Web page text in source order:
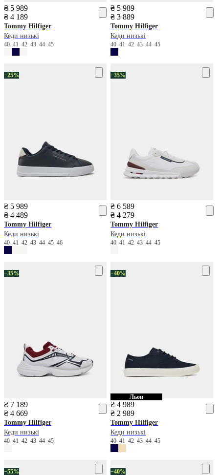
₴ 5 989
₴ 4 189
Tommy Hilfiger
Кеди низькі
40 41 42 43 44 45
₴ 5 989
₴ 3 889
Tommy Hilfiger
Кеди низькі
404142434445
−25%
₴ 5 989
₴ 4 489
Tommy Hilfiger
Кеди низькі
40 41 42 43 44 45 46
−35%
₴ 6 589
₴ 4 279
Tommy Hilfiger
Кеди низькі
404142434445
−35%
₴ 7 189
₴ 4 669
Tommy Hilfiger
Кеди низькі
40 41 42 43 44 45
−40%
Льон
₴ 4 989
₴ 2 989
Tommy Hilfiger
Кеди низькі
404142434445
−55% −40%